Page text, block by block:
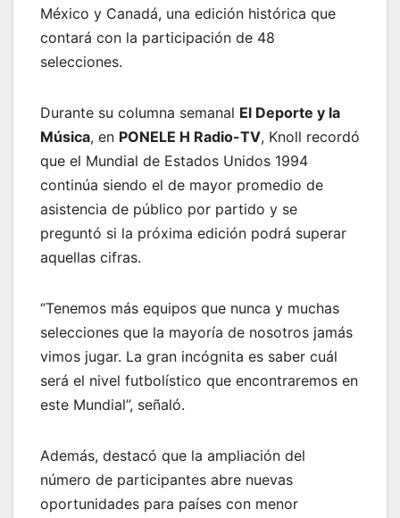
México y Canadá, una edición histórica que
contará con la participación de 48
selecciones.
Durante su columna semanal El Deporte y la
Música, en PONELE H Radio-TV, Knoll recordó
que el Mundial de Estados Unidos 1994
continúa siendo el de mayor promedio de
asistencia de público por partido y se
preguntó si la próxima edición podrá superar
aquellas cifras.
“Tenemos más equipos que nunca y muchas
selecciones que la mayoría de nosotros jamás
vimos jugar. La gran incógnita es saber cuál
será el nivel futbolístico que encontraremos en
este Mundial”, señaló.
Además, destacó que la ampliación del
número de participantes abre nuevas
oportunidades para países con menor